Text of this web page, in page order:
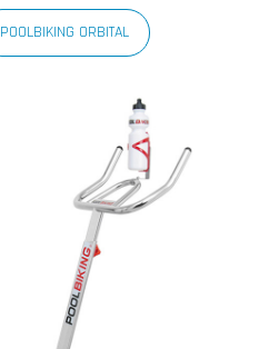
POOLBIKING ORBITAL